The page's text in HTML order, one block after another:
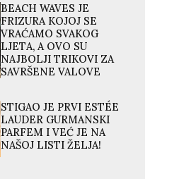
BEACH WAVES JE
FRIZURA KOJOJ SE
VRAĆAMO SVAKOG
LJETA, A OVO SU
NAJBOLJI TRIKOVI ZA
SAVRŠENE VALOVE
STIGAO JE PRVI ESTÉE
LAUDER GURMANSKI
PARFEM I VEĆ JE NA
NAŠOJ LISTI ŽELJA!